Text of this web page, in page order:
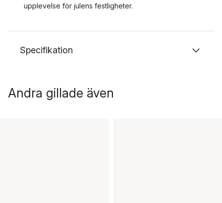
upplevelse för julens festligheter.
Specifikation
Andra gillade även